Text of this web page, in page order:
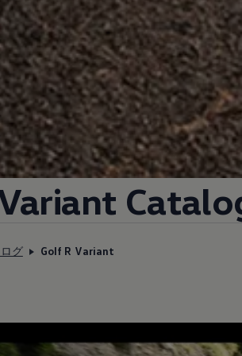
グ Golf R Variant